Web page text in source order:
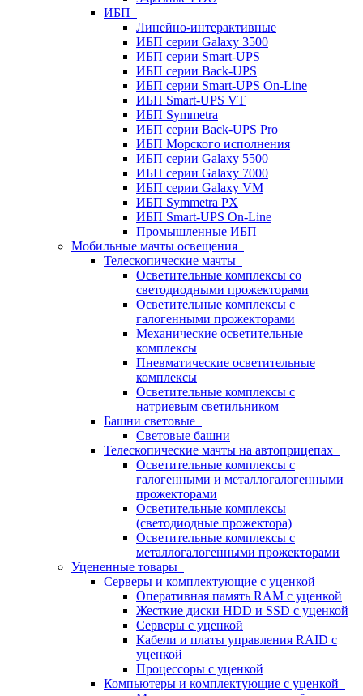
ИБП
Линейно-интерактивные
ИБП серии Galaxy 3500
ИБП серии Smart-UPS
ИБП серии Back-UPS
ИБП серии Smart-UPS On-Line
ИБП Smart-UPS VT
ИБП Symmetra
ИБП серии Back-UPS Pro
ИБП Морского исполнения
ИБП серии Galaxy 5500
ИБП серии Galaxy 7000
ИБП серии Galaxy VM
ИБП Symmetra PX
ИБП Smart-UPS On-Line
Промышленные ИБП
Мобильные мачты освещения
Телескопические мачты
Осветительные комплексы со
светодиодными прожекторами
Осветительные комплексы с
галогенными прожекторами
Механические осветительные
комплексы
Пневматические осветительные
комплексы
Осветительные комплексы с
натриевым светильником
Башни световые
Световые башни
Телескопические мачты на автоприцепах
Осветительные комплексы с
галогенными и металлогалогенными
прожекторами
Осветительные комплексы
(светодиодные прожектора)
Осветительные комплексы с
металлогалогенными прожекторами
Уцененные товары
Серверы и комплектующие с уценкой
Оперативная память RAM с уценкой
Жесткие диски HDD и SSD с уценкой
Серверы с уценкой
Кабели и платы управления RAID с
уценкой
Процессоры с уценкой
Компьютеры и комплектующие с уценкой